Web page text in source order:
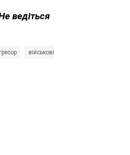
ведіться
військові